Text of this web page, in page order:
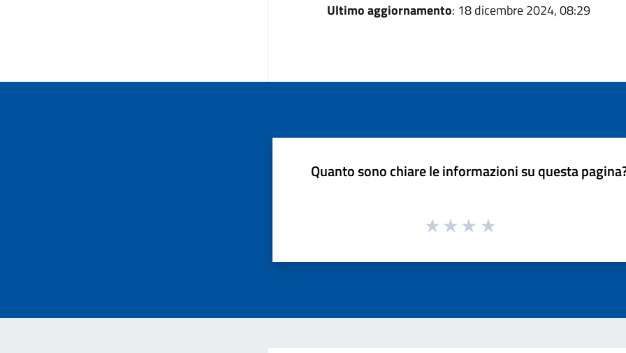
Ultimo aggiornamento: 18 dicembre 2024, 08:29
Quanto sono chiare le informazioni su questa